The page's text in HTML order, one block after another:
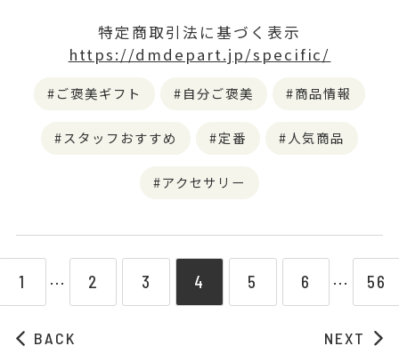
特定商取引法に基づく表示
https://dmdepart.jp/specific/
ご褒美ギフト 自分ご褒美 商品情報
スタッフおすすめ 定番 人気商品
アクセサリー
BACK
1 ⋯ 2 3 4 5 6 ⋯ 56
NEXT